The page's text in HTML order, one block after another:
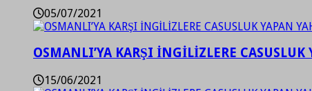
05/07/2021
OSMANLI’YA KARŞI İNGİLİZLERE
15/06/2021